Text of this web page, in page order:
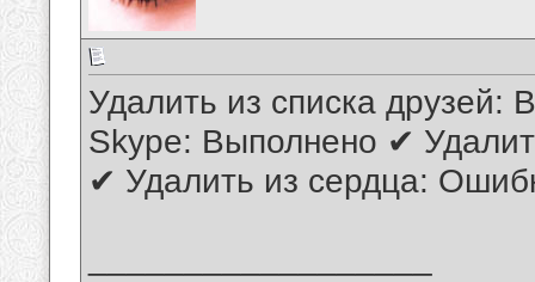
Удалить из списка друзей:
Skype: Выполнено ✔
✔ Удалить из сердца: